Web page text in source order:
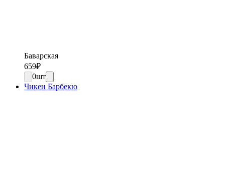
Баварская
659₽
0шт
Чикен Барбекю